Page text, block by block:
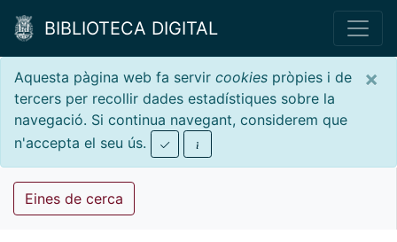
BIBLIOTECA DIGITAL
×
Aquesta pàgina web fa servir cookies pròpies i de
tercers per recollir dades estadístiques sobre la
navegació. Si continua navegant, considerem que
n'accepta el seu ús.
Eines de cerca